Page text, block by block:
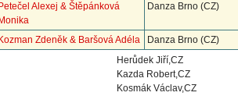
Petečel Alexej & Štěpánková
Monika
Danza Brno (CZ)
Kozman Zdeněk & Baršová Adéla
Danza Brno (CZ)
Herůdek Jiří,CZ
Kazda Robert,CZ
Kosmák Václav,CZ